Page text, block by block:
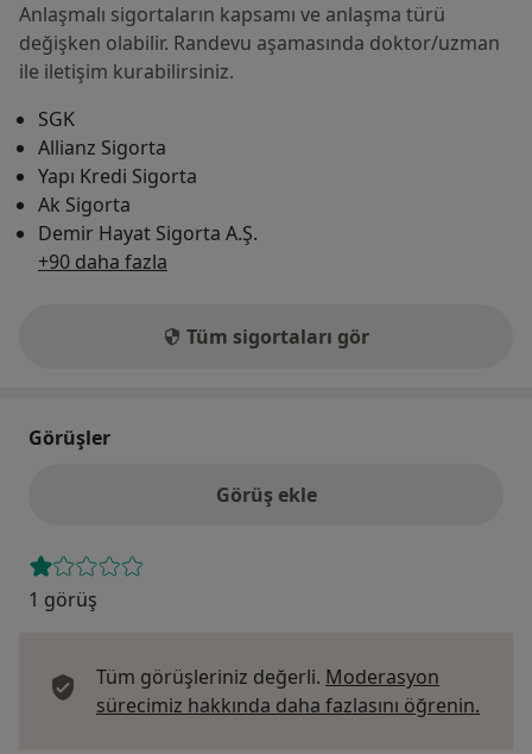
Anlaşmalı sigortaların kapsamı ve anlaşma türü
değişken olabilir. Randevu aşamasında doktor/uzman
ile iletişim kurabilirsiniz.
SGK
Allianz Sigorta
Yapı Kredi Sigorta
Ak Sigorta
Demir Hayat Sigorta A.Ş.
+90 daha fazla
Tüm sigortaları gör
Görüşler
Görüş ekle
1 görüş
Tüm görüşleriniz değerli. Moderasyon
sürecimiz hakkında daha fazlasını öğrenin.